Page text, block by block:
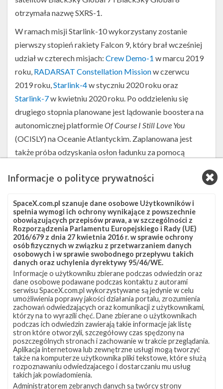
Start
rakiety
Falcon
9
z
misją
Starlink-
(Źródło:
SpaceX)
otrzymała nazwę SXRS-1.
W ramach misji Starlink-10 wykorzystany zostanie
pierwszy stopień rakiety Falcon 9, który brał wcześniej
udział w czterech misjach: Crew Demo-1 w marcu 2019
roku, RADARSAT Constellation Missionw czerwcu
2019 roku, Starlink-4w styczniu 2020 roku oraz
Starlink-7w kwietniu 2020 roku. Po oddzieleniu się
drugiego stopnia planowane jest lądowanie boostera na
autonomicznej platformieOf Course I Still Love You
(OCISLY) na Oceanie Atlantyckim. Zaplanowana jest
także próba odzyskania osłon ładunku za pomocą
Prognozy pogody dają obecnie 70% szans na start.
warstwa chmur oraz chmury kłębiaste, mogące
powodować zamarzanie.
Test statyczny przed misją odbył się 24 czerwca. Start
początkowoplanowany był na 26 czerwca, jednakże ze
względu na dodatkowy czas potrzebny na
przygotowania do lotu został on przełożony na początek
lipca. Na 30 czerwca zaplanowany był start z misjąGPS
III SV03dla Sił Kosmicznych USA, który otrzymał
priorytet. Następna próba startu 8 lipca została
odwołana ze względu na niekorzystne warunki
pogodowe, natomiastpróba 11 lipcazostała po raz
kolejny przełożona ze względu na dodatkowy czas
potrzebny na przygotowania do startu.
Informacje o polityce prywatności
SpaceX.com.pl szanuje dane osobowe Użytkowników i
spełnia wymogi ich ochrony wynikające z powszechnie
obowiązujących przepisów prawa, a w szczególności z
Rozporządzenia Parlamentu Europejskiego i Rady (UE)
2016/679 z dnia 27 kwietnia 2016 r. w sprawie ochrony
osób fizycznych w związku z przetwarzaniem danych
osobowych i w sprawie swobodnego przepływu takich
danych oraz uchylenia dyrektywy 95/46/WE.
Informacje o użytkowniku zbierane podczas odwiedzin oraz
dane osobowe podawane podczas kontaktu z autorami
serwisu SpaceX.com.pl wykorzystywane są jedynie w celu
umożliwienia poprawy jakości działania portalu, zrozumienia
zachowań odwiedzających oraz komunikacji z użytkownikami,
którzy na to wyrazili chęć. Dane zbierane o użytkownikach
podczas ich odwiedzin zawierają takie informacje jak listę
stron które otworzyli, szczegółowy czas spędzony na
poszczególnych stronach i zachowanie w trakcie przeglądania.
Aplikacja internetowa lub zewnętrzne usługi mogą tworzyć
także na komputerze użytkownika pliki tekstowe, które służą
rozpoznawaniu odwiedzajacego i dostarczaniu mu usług
takich jak powiadomienia.
Administratorem zebranych danych są twórcy strony